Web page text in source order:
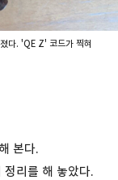
다. 'QE Z' 코드가 찍혀
본다.
리를 해 놓았다.